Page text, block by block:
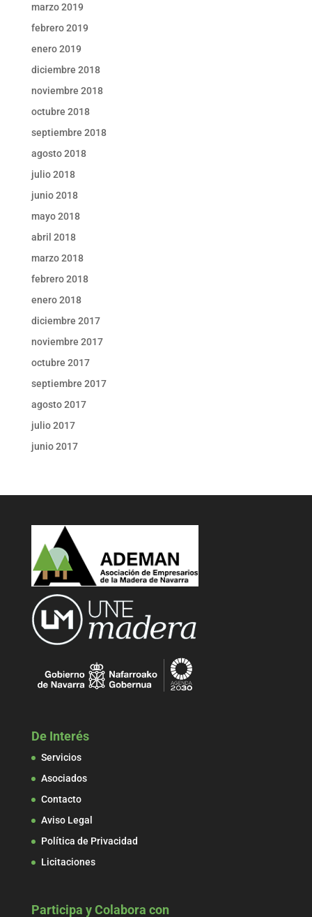
marzo 2019
febrero 2019
enero 2019
diciembre 2018
noviembre 2018
octubre 2018
septiembre 2018
agosto 2018
julio 2018
junio 2018
mayo 2018
abril 2018
marzo 2018
febrero 2018
enero 2018
diciembre 2017
noviembre 2017
octubre 2017
septiembre 2017
agosto 2017
julio 2017
junio 2017
De Interés
Servicios
Asociados
Contacto
Aviso Legal
Política de Privacidad
Licitaciones
Participa y Colabora con